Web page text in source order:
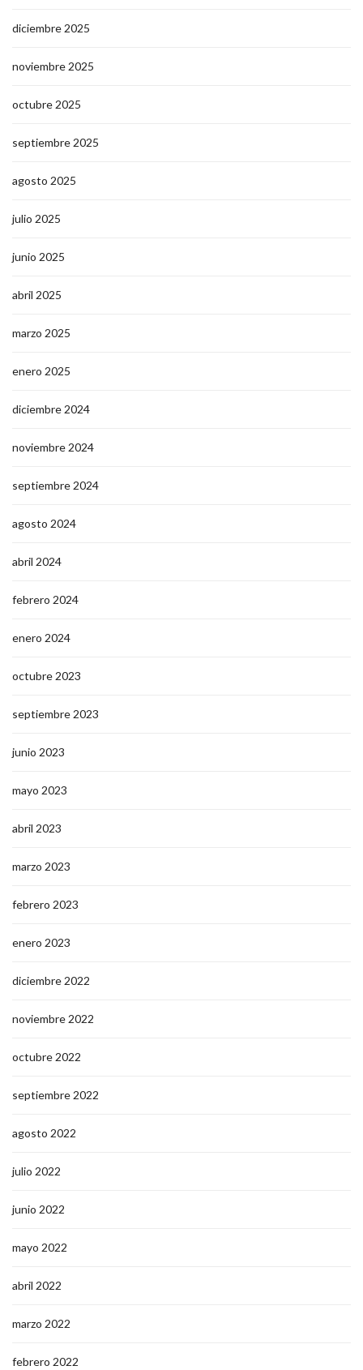
diciembre 2025
noviembre 2025
octubre 2025
septiembre 2025
agosto 2025
julio 2025
junio 2025
abril 2025
marzo 2025
enero 2025
diciembre 2024
noviembre 2024
septiembre 2024
agosto 2024
abril 2024
febrero 2024
enero 2024
octubre 2023
septiembre 2023
junio 2023
mayo 2023
abril 2023
marzo 2023
febrero 2023
enero 2023
diciembre 2022
noviembre 2022
octubre 2022
septiembre 2022
agosto 2022
julio 2022
junio 2022
mayo 2022
abril 2022
marzo 2022
febrero 2022